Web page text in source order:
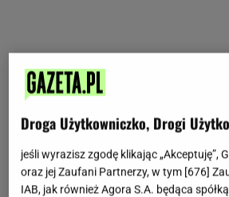
Droga Użytkowniczko, Drogi
jeśli wyrazisz zgodę klikając „Akceptuję”,
oraz jej Zaufani Partnerzy, w tym [676]
IAB, jak również Agora S.A. będąca